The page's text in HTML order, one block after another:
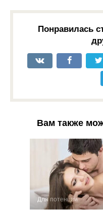
Понравилась
Вам также
Для потенции